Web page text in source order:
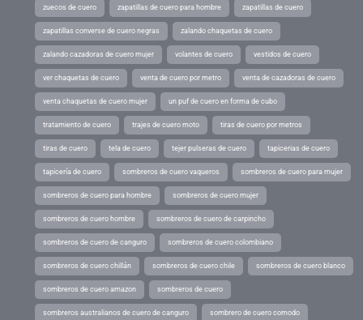
zuecos de cuero zapatillas de cuero para hombre zapatillas de cuero
zapatillas converse de cuero negras zalando chaquetas de cuero
zalando cazadoras de cuero mujer volantes de cuero vestidos de cuero
ver chaquetas de cuero venta de cuero por metro venta de cazadoras de cuero
venta chaquetas de cuero mujer un puf de cuero en forma de cubo
tratamiento de cuero trajes de cuero moto tiras de cuero por metros
tiras de cuero tela de cuero tejer pulseras de cuero tapicerias de cuero
tapicería de cuero sombreros de cuero vaqueros sombreros de cuero para mujer
sombreros de cuero para hombre sombreros de cuero mujer
sombreros de cuero hombre sombreros de cuero de carpincho
sombreros de cuero de canguro sombreros de cuero colombiano
sombreros de cuero chillán sombreros de cuero chile sombreros de cuero blanco
sombreros de cuero amazon sombreros de cuero
sombreros australianos de cuero de canguro sombrero de cuero comodo